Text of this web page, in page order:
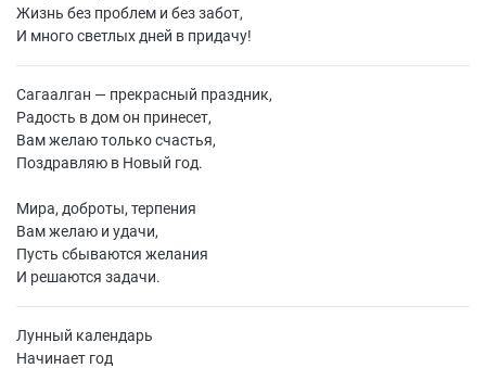
Жизнь без проблем и без забот,
И много светлых дней в придачу!
Сагаалган — прекрасный праздник,
Радость в дом он принесет,
Вам желаю только счастья,
Поздравляю в Новый год.
Мира, доброты, терпения
Вам желаю и удачи,
Пусть сбываются желания
И решаются задачи.
Лунный календарь
Начинает год